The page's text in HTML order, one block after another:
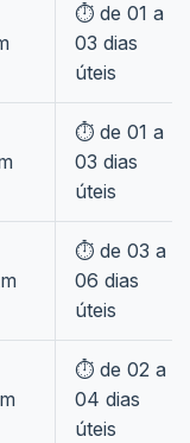
⏱️ de 01 a
03 dias
úteis
⏱️ de 01 a
03 dias
úteis
⏱️ de 03 a
06 dias
úteis
⏱️ de 02 a
04 dias
úteis